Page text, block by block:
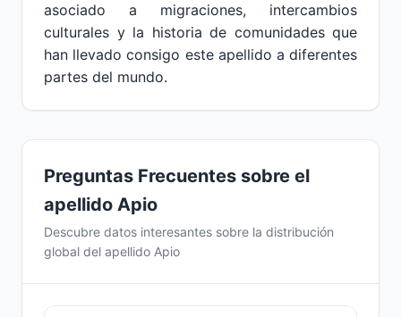
asociado a migraciones, intercambios
culturales y la historia de comunidades que
han llevado consigo este apellido a diferentes
partes del mundo.
Preguntas Frecuentes sobre el
apellido Apio
Descubre datos interesantes sobre la distribución
global del apellido Apio